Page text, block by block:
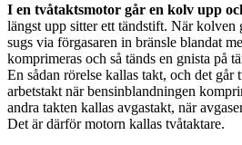
I en tvåtaktsmotor går en kolv upp
längst upp sitter ett tändstift. När kolven
sugs via förgasaren in bränsle blandat
komprimeras och så tänds en gnista på
En sådan rörelse kallas takt, och det går
arbetstakt när bensinblandningen
andra takten kallas avgastakt, när
Det är därför motorn kallas tvåtaktare.